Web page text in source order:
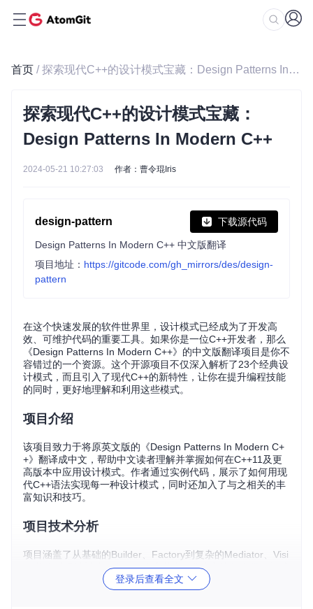
首页 / 探索现代C++的设计模式宝藏：Design Patterns In Modern C++
探索现代C++的设计模式宝藏：
Design Patterns In Modern C++
2024-05-21 10:27:03 作者：曹令琨Iris
design-pattern 下载源代码
Design Patterns In Modern C++ 中文版翻译
项目地址： https://gitcode.com/gh_mirrors/des/design-
pattern
在这个快速发展的软件世界里，设计模式已经成为了开发高
效、可维护代码的重要工具。如果你是一位C++开发者，那么
《Design Patterns In Modern C++》的中文版翻译项目是你不
容错过的一个资源。这个开源项目不仅深入解析了23个经典设
计模式，而且引入了现代C++的新特性，让你在提升编程技能
的同时，更好地理解和利用这些模式。
项目介绍
该项目致力于将原英文版的《Design Patterns In Modern C+
+》翻译成中文，帮助中文读者理解并掌握如何在C++11及更
高版本中应用设计模式。作者通过实例代码，展示了如何用现
代C++语法实现每一种设计模式，同时还加入了与之相关的丰
富知识和技巧。
项目技术分析
项目涵盖了从基础的Builder、Factory到复杂的Mediator、Visi
tor等多种设计模式。在每一个章节中，作者都详细介绍了模式
的原理，并提供了具体的代码实现。特别地，项目不仅限于理
论讲解，还深入讨论了线程安全、内存模型、STL、Boost和F
登录后查看全文